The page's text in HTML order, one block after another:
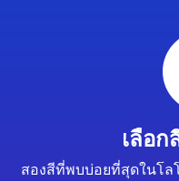
เลือก
สองสีที่พบบ่อยที่สุดในโล